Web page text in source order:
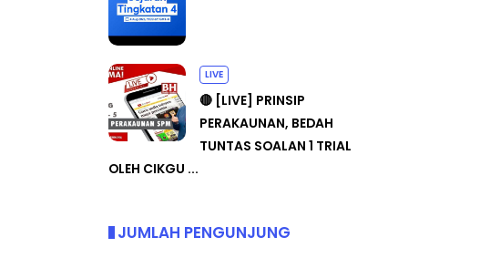
LIVE
🔴 [LIVE] PRINSIP
PERAKAUNAN, BEDAH
TUNTAS SOALAN 1 TRIAL
OLEH CIKGU ...
JUMLAH PENGUNJUNG